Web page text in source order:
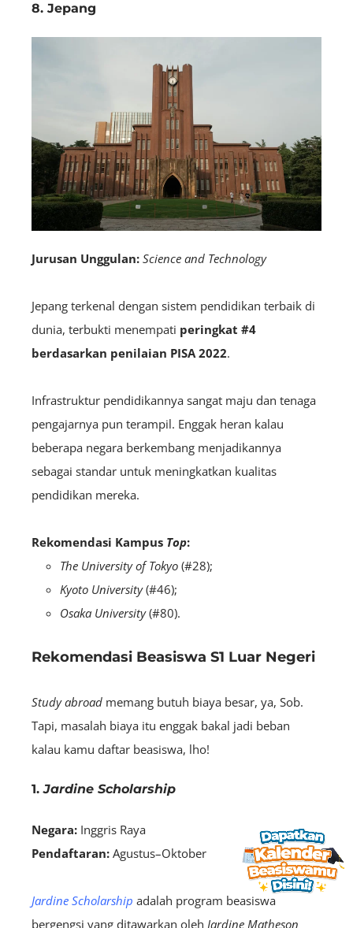
8. Jepang
Jurusan Unggulan: Science and Technology
Jepang terkenal dengan sistem pendidikan terbaik di
dunia, terbukti menempati peringkat #4
berdasarkan penilaian PISA 2022.
Infrastruktur pendidikannya sangat maju dan tenaga
pengajarnya pun terampil. Enggak heran kalau
beberapa negara berkembang menjadikannya
sebagai standar untuk meningkatkan kualitas
pendidikan mereka.
Rekomendasi Kampus Top:
The University of Tokyo (#28);
Kyoto University(#46);
Osaka University(#80).
Rekomendasi Beasiswa S1 Luar Negeri
Study abroad memang butuh biaya besar, ya, Sob.
Tapi, masalah biaya itu enggak bakal jadi beban
kalau kamu daftar beasiswa, lho!
1.Jardine Scholarship
Negara: Inggris Raya
Pendaftaran: Agustus–Oktober
Jardine Scholarship adalah program beasiswa
bergengsi yang ditawarkan oleh Jardine Matheson